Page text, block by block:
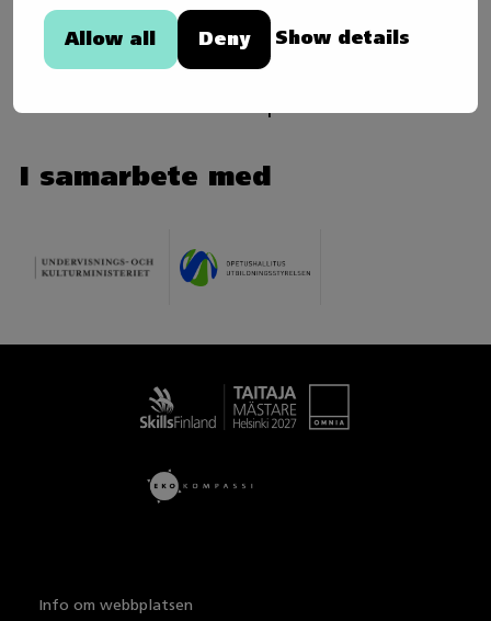
Allow all Deny Show details
evenemanget. Mer detaljerad information
kommer att uppdateras på webbplatsen senare.
Kontakta oss och boka din plats!
I samarbete med
Info om webbplatsen